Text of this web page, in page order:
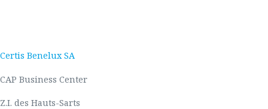
Certis Benelux SA
CAP Business Center
Z.I. des Hauts-Sarts